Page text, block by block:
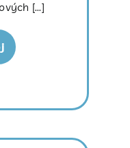
[...]